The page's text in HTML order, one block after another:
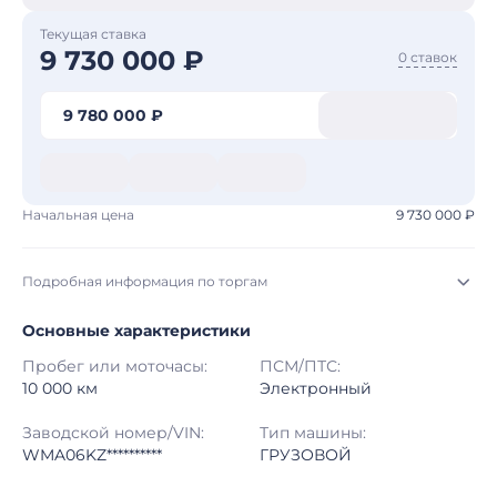
Текущая ставка
9 730 000 ₽ 0 ставок
9 780 000 ₽
Начальная цена 9 730 000 ₽
Подробная информация по торгам
Начало торгов: 07.08.2026, 00:30 МСК
Конец торгов: 14.08.2026, 01:30 МСК
Тип аукциона: Открытые торги
Основные характеристики
Пробег или моточасы:
10 000 км
ПСМ/ПТС:
Электронный
Заводской номер/VIN:
WMA06KZ**********
Тип машины:
ГРУЗОВОЙ